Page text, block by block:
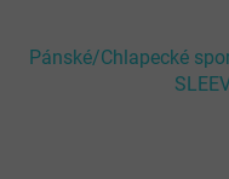
Pánské/Chlapecké